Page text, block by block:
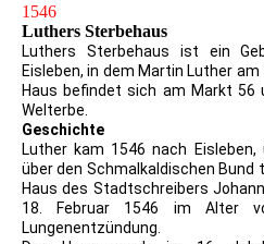
1546
Luthers Sterbehaus
Luthers Sterbehaus ist ein
Eisleben, in dem Martin Luther am
Haus befindet sich am Markt 56
Welterbe.
Geschichte
Luther kam 1546 nach Eisleben,
über den Schmalkaldischen Bund
Haus des Stadtschreibers
18. Februar 1546 im Alter
Lungenentzündung.